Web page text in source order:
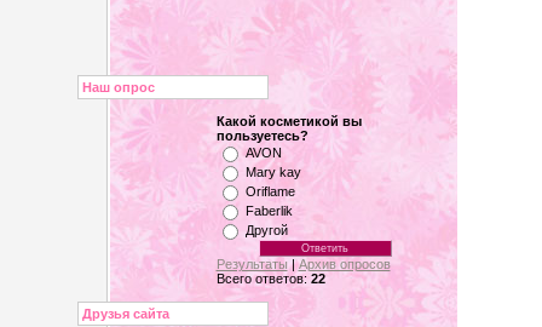
Наш опрос
Какой косметикой вы
пользуетесь?
AVON
Mary kay
Oriflame
Faberlik
Другой
Результаты |Архив опросов
Всего ответов: 22
Друзья сайта